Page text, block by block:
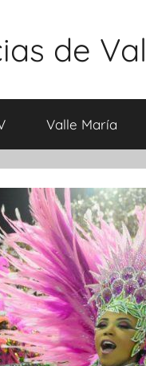
de
Valle María